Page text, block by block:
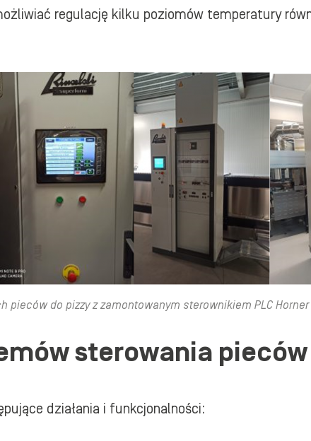
regulację kilku poziomów temperatury
pieców do pizzy z zamontowanym sterownikiem PLC Horner
sterowania
działania i funkcjonalności: